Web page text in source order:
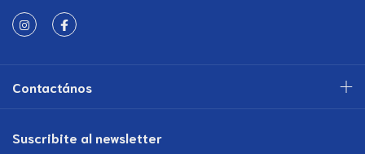
Contactános
Suscribite al newsletter